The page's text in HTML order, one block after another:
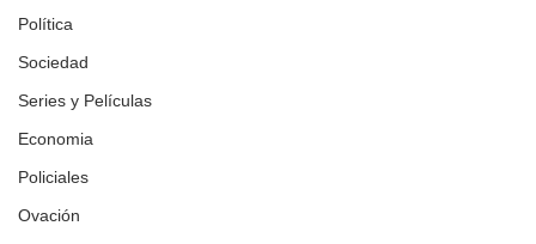
Política
Sociedad
Series y Películas
Economia
Policiales
Ovación